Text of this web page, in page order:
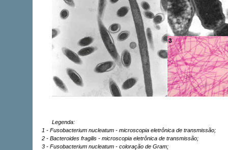
Legenda:
1 - Fusobacterium nucleatum - microscopia eletrônica de transmissão;
2 - Bacteroides fragilis - microscopia eletrônica de transmissão;
3 - Fusobacterium nucleatum - coloração de Gram;